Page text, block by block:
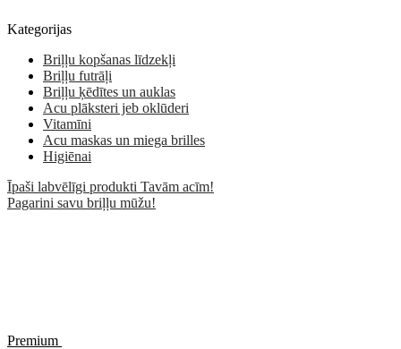
Kategorijas
Briļļu kopšanas līdzekļi
Briļļu futrāļi
Briļļu ķēdītes un auklas
Acu plāksteri jeb oklūderi
Vitamīni
Acu maskas un miega brilles
Higiēnai
Īpaši labvēlīgi produkti Tavām acīm!
Pagarini savu briļļu mūžu!
Premium